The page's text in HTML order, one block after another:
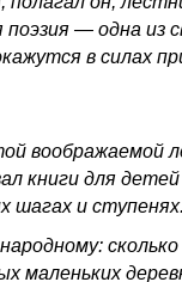
— одна из
в силах
воображаемой
книги для
шагах и ступенях.
сколько
маленьких